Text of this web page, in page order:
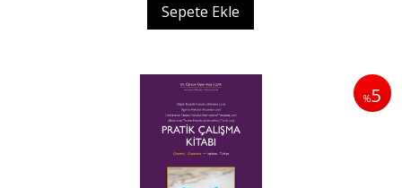
Sepete Ekle
%5